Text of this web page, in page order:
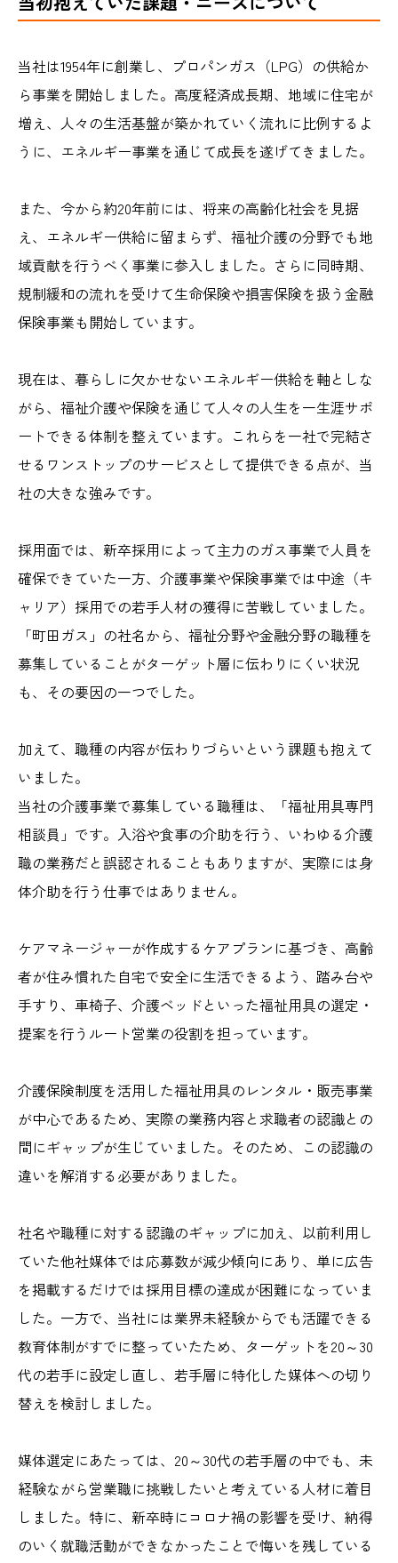
当社は1954年に創業し、プロパンガス（LPG）の供給か
ら事業を開始しました。高度経済成長期、地域に住宅が
増え、人々の生活基盤が築かれていく流れに比例するよ
うに、エネルギー事業を通じて成長を遂げてきました。
また、今から約20年前には、将来の高齢化社会を見据
え、エネルギー供給に留まらず、福祉介護の分野でも地
域貢献を行うべく事業に参入しました。さらに同時期、
規制緩和の流れを受けて生命保険や損害保険を扱う金融
保険事業も開始しています。
現在は、暮らしに欠かせないエネルギー供給を軸としな
がら、福祉介護や保険を通じて人々の人生を一生涯サポ
ートできる体制を整えています。これらを一社で完結さ
せるワンストップのサービスとして提供できる点が、当
社の大きな強みです。
採用面では、新卒採用によって主力のガス事業で人員を
確保できていた一方、介護事業や保険事業では中途（キ
ャリア）採用での若手人材の獲得に苦戦していました。
「町田ガス」の社名から、福祉分野や金融分野の職種を
募集していることがターゲット層に伝わりにくい状況
も、その要因の一つでした。
加えて、職種の内容が伝わりづらいという課題も抱えて
いました。
当社の介護事業で募集している職種は、「福祉用具専門
相談員」です。入浴や食事の介助を行う、いわゆる介護
職の業務だと誤認されることもありますが、実際には身
体介助を行う仕事ではありません。
ケアマネージャーが作成するケアプランに基づき、高齢
者が住み慣れた自宅で安全に生活できるよう、踏み台や
手すり、車椅子、介護ベッドといった福祉用具の選定・
提案を行うルート営業の役割を担っています。
介護保険制度を活用した福祉用具のレンタル・販売事業
が中心であるため、実際の業務内容と求職者の認識との
間にギャップが生じていました。そのため、この認識の
違いを解消する必要がありました。
社名や職種に対する認識のギャップに加え、以前利用し
ていた他社媒体では応募数が減少傾向にあり、単に広告
を掲載するだけでは採用目標の達成が困難になっていま
した。一方で、当社には業界未経験からでも活躍できる
教育体制がすでに整っていたため、ターゲットを20～30
代の若手に設定し直し、若手層に特化した媒体への切り
替えを検討しました。
媒体選定にあたっては、20～30代の若手層の中でも、未
経験ながら営業職に挑戦したいと考えている人材に着目
しました。特に、新卒時にコロナ禍の影響を受け、納得
のいく就職活動ができなかったことで悔いを残している